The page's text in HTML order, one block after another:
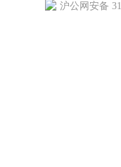
沪公网安备